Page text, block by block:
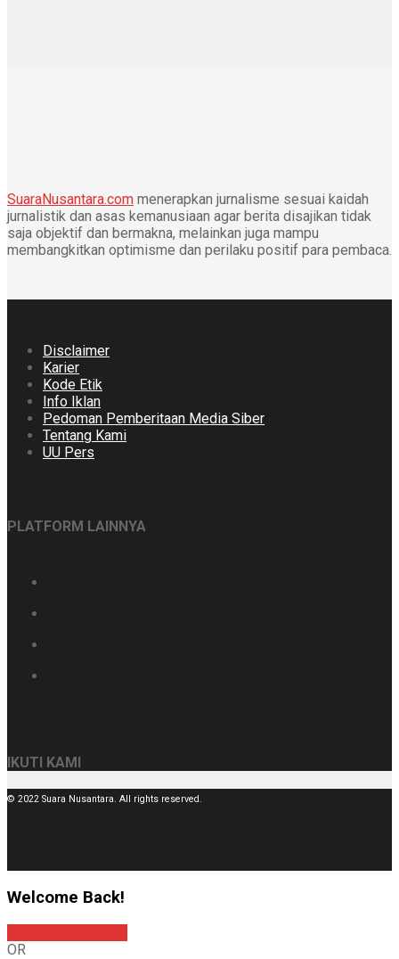
SuaraNusantara.com menerapkan jurnalisme sesuai kaidah
jurnalistik dan asas kemanusiaan agar berita disajikan tidak
saja objektif dan bermakna, melainkan juga mampu
membangkitkan optimisme dan perilaku positif para pembaca.
Disclaimer
Karier
Kode Etik
Info Iklan
Pedoman Pemberitaan Media Siber
Tentang Kami
UU Pers
PLATFORM LAINNYA
IKUTI KAMI
© 2022 Suara Nusantara. All rights reserved.
Welcome Back!
OR